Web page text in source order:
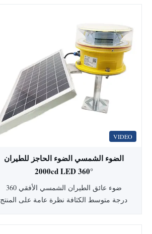
VIDEO
الضوء الشمسي الضوء الحاجز للطيران
2000cd LED 360°
ضوء عائق الطيران الشمسي الأفقي 360
درجة متوسط الكثافة نظرة عامة على المنتج